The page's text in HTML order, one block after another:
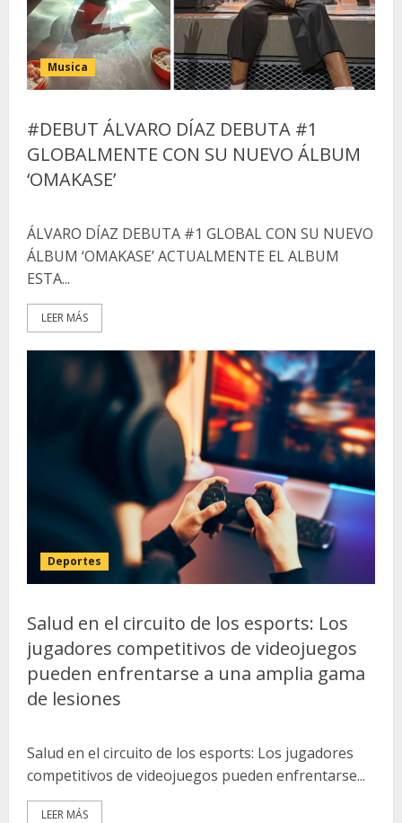
Musica
#DEBUT ÁLVARO DÍAZ DEBUTA #1
GLOBALMENTE CON SU NUEVO ÁLBUM
‘OMAKASE’
ÁLVARO DÍAZ DEBUTA #1 GLOBAL CON SU NUEVO
ÁLBUM ‘OMAKASE’ ACTUALMENTE EL ALBUM
ESTA...
LEER MÁS
Deportes
Salud en el circuito de los esports: Los
jugadores competitivos de videojuegos
pueden enfrentarse a una amplia gama
de lesiones
Salud en el circuito de los esports: Los jugadores
competitivos de videojuegos pueden enfrentarse...
LEER MÁS